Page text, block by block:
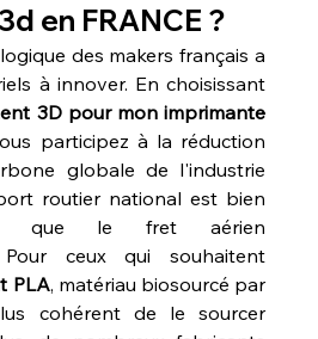
en FRANCE ?
des makers français a
à innover. En choisissant
3D pour mon imprimante
participez à la réduction
globale de l'industrie
routier national est bien
que le fret aérien
PLA, matériau biosourcé par
cohérent de le sourcer